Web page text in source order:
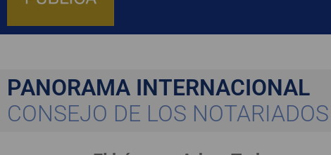
PANORAMA INTERNACIONAL
CONSEJO DE LOS